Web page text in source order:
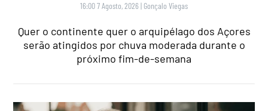
16:00 7 Agosto, 2026 | Gonçalo Viegas
Quer o continente quer o arquipélago dos Açores
serão atingidos por chuva moderada durante o
próximo fim-de-semana